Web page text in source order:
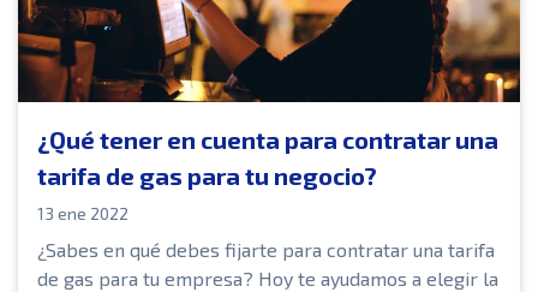
¿Qué tener en cuenta para contratar una
tarifa de gas para tu negocio?
13 ene 2022
¿Sabes en qué debes fijarte para contratar una tarifa
de gas para tu empresa? Hoy te ayudamos a elegir la